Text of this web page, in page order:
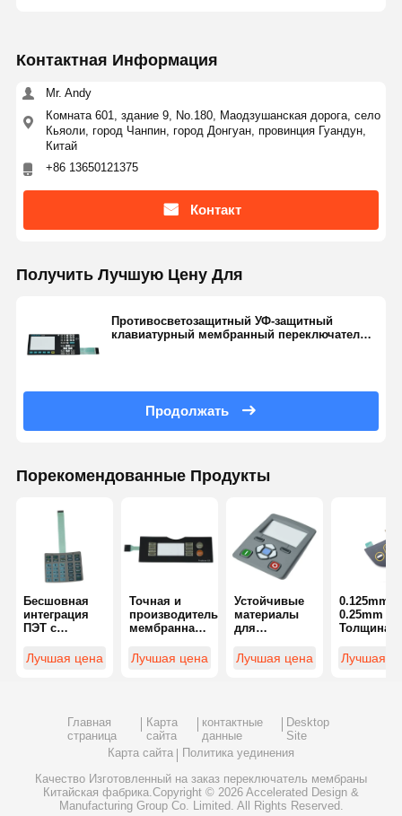
Контактная Информация
Mr. Andy
Комната 601, здание 9, No.180, Маодзушанская дорога, село
Кьяоли, город Чанпин, город Донгуан, провинция Гуандун,
Китай
+86 13650121375
Контакт
Получить Лучшую Цену Для
Противосветозащитный УФ-защитный
клавиатурный мембранный переключатель
Продолжать
Порекомендованные Продукты
Бесшовная
интеграция
ПЭТ с
опциями
соединителей
клавиатуры
Лучшая цена
Точная и
производительная
мембранная
для
промышленных
Лучшая цена
Устойчивые
материалы
для
мембранных
переключателей,
Лучшая цена
0.125mm-
0.25mm
Толщина
мембрана
Лучшая
Главная
страница
Карта
сайта
контактные
данные
Desktop
Site
Карта сайта
Политика уединения
Качество Изготовленный на заказ переключатель мембраны
Китайская фабрика.Copyright © 2026 Accelerated Design &
Manufacturing Group Co. Limited. All Rights Reserved.